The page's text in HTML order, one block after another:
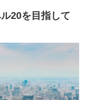
20を目指して